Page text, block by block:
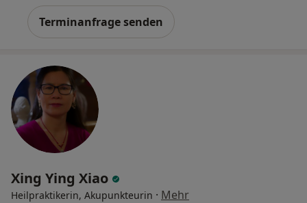
Terminanfrage senden
Xing Ying Xiao
Heilpraktikerin, Akupunkteurin · Mehr